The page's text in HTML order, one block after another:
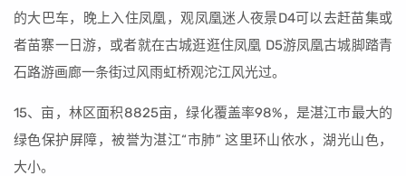
的大巴车，晚上入住凤凰，观凤凰迷人夜景D4可以去赶苗集或
者苗寨一日游，或者就在古城逛逛住凤凰 D5游凤凰古城脚踏青
石路游画廊一条街过风雨虹桥观沱江风光过。
15、亩，林区面积8825亩，绿化覆盖率98%，是湛江市最大的
绿色保护屏障，被誉为湛江“市肺” 这里环山依水，湖光山色，
大小。